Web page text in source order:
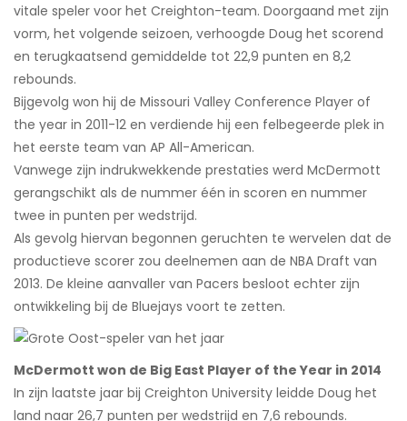
vitale speler voor het Creighton-team. Doorgaand met zijn
vorm, het volgende seizoen, verhoogde Doug het scorend
en terugkaatsend gemiddelde tot 22,9 punten en 8,2
rebounds.
Bijgevolg won hij de Missouri Valley Conference Player of
the year in 2011-12 en verdiende hij een felbegeerde plek in
het eerste team van AP All-American.
Vanwege zijn indrukwekkende prestaties werd McDermott
gerangschikt als de nummer één in scoren en nummer
twee in punten per wedstrijd.
Als gevolg hiervan begonnen geruchten te wervelen dat de
productieve scorer zou deelnemen aan de NBA Draft van
2013. De kleine aanvaller van Pacers besloot echter zijn
ontwikkeling bij de Bluejays voort te zetten.
McDermott won de Big East Player of the Year in 2014
In zijn laatste jaar bij Creighton University leidde Doug het
land naar 26,7 punten per wedstrijd en 7,6 rebounds.